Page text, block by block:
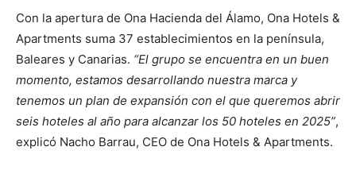
Con la apertura de Ona Hacienda del Álamo, Ona Hotels &
Apartments suma 37 establecimientos en la península,
Baleares y Canarias. “El grupo se encuentra en un buen
momento, estamos desarrollando nuestra marca y
tenemos un plan de expansión con el que queremos abrir
seis hoteles al año para alcanzar los 50 hoteles en 2025”,
explicó Nacho Barrau, CEO de Ona Hotels & Apartments.